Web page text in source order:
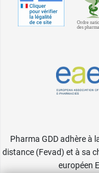
Pharma GDD adhère à
distance (Fevad) et à sa
européen